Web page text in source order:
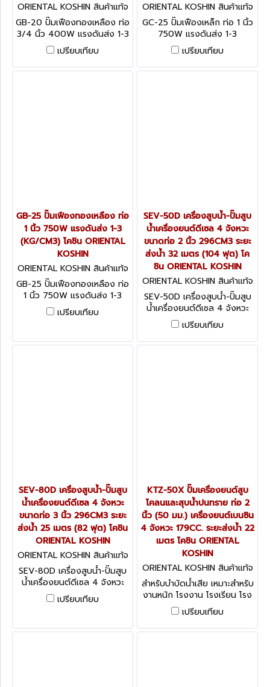
ORIENTAL KOSHIN สินค้าแท้จ
ากโรงงานผู้ผลิต GB-20
GB-20 ปั๊มเฟืองทองเหลือง ท่อ
3/4 นิ้ว 400W แรงดันส่ง 1-3
(KG/CM3) โคชิน ORIENTAL
KOSHIN
เปรียบเทียบ
ORIENTAL KOSHIN สินค้าแท้จ
ากโรงงานผู้ผลิต GC-25
GC-25 ปั๊มเฟืองเหล็ก ท่อ 1 นิ้ว
750W แรงดันส่ง 1-3
(KG/CM3) โคชิน ORIENTAL
KOSHIN
เปรียบเทียบ
GB-25 ปั๊มเฟืองทองเหลือง ท่อ
1 นิ้ว 750W แรงดันส่ง 1-3
(KG/CM3) โคชิน ORIENTAL
KOSHIN
ORIENTAL KOSHIN สินค้าแท้จ
ากโรงงานผู้ผลิต GB-25
GB-25 ปั๊มเฟืองทองเหลือง ท่อ
1 นิ้ว 750W แรงดันส่ง 1-3
(KG/CM3) โคชิน ORIENTAL
KOSHIN
เปรียบเทียบ
SEV-50D เครื่องสูบน้ำ-ปั๊มสูบ
น้ำเครื่องยนต์ดีเซล 4 จังหวะ
ขนาดท่อ 2 นิ้ว 296CM3 ระยะ
ส่งน้ำ 32 เมตร (104 ฟุต) โค
ชิน ORIENTAL KOSHIN
ORIENTAL KOSHIN สินค้าแท้จ
ากโรงงานผู้ผลิต SEV-50D
SEV-50D เครื่องสูบน้ำ-ปั๊มสูบ
น้ำเครื่องยนต์ดีเซล 4 จังหวะ
ขนาดท่อ 2 นิ้ว 296CM3 ระยะ
ส่งน้ำ 32 เมตร (104 ฟุต) โค
ชิน ORIENTAL KOSHIN
เปรียบเทียบ
SEV-80D เครื่องสูบน้ำ-ปั๊มสูบ
น้ำเครื่องยนต์ดีเซล 4 จังหวะ
ขนาดท่อ 3 นิ้ว 296CM3 ระยะ
ส่งน้ำ 25 เมตร (82 ฟุต) โคชิน
ORIENTAL KOSHIN
ORIENTAL KOSHIN สินค้าแท้จ
ากโรงงานผู้ผลิต SEV-80D
SEV-80D เครื่องสูบน้ำ-ปั๊มสูบ
น้ำเครื่องยนต์ดีเซล 4 จังหวะ
ขนาดท่อ 3 นิ้ว 296CM3 ระยะ
ส่งน้ำ 25 เมตร (82 ฟุต) โคชิน
เปรียบเทียบ
KTZ-50X ปั๊มเครื่องยนต์สูบ
โคลนและสุบน้ำปนทราย ท่อ 2
นิ้ว (50 มม.) เครื่องยนต์เบนซิน
4 จังหวะ 179CC. ระยะส่งน้ำ 22
เมตร โคชิน ORIENTAL
KOSHIN
ORIENTAL KOSHIN สินค้าแท้จ
ากโรงงานผู้ผลิต KTZ-50X
สำหรับบำบัดน้ำเสีย เหมาะสำหรับ
งานหนัก โรงงาน โรงเรียน โรง
พยาบาล โรงนา อุปกรณ์
การเกษตร ฯลฯ สะดวกต่อการ
เคลื่อนย้ายตามจุดต่างๆ
เปรียบเทียบ